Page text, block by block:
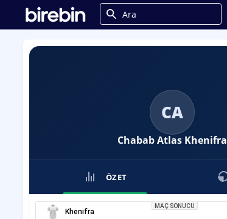
CA
Chabab Atlas Khenifra
ÖZET
Khenifra
MAÇ SONUCU